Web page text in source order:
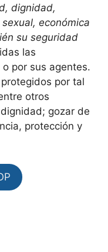
dignidad,
económica
su seguridad
las
por sus agentes.
por tal
otros
gozar de
protección y